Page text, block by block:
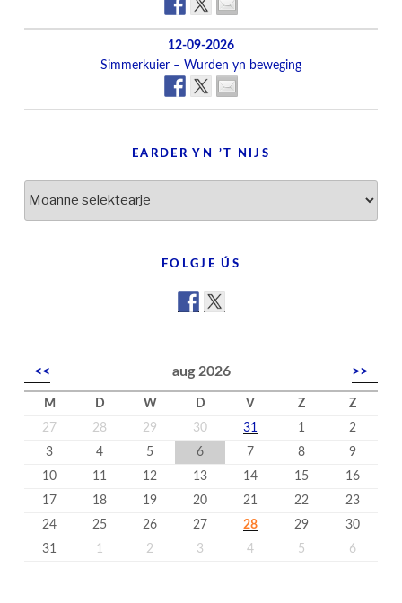
12-09-2026
Simmerkuier – Wurden yn beweging
EARDER YN ’T NIJS
yn
FOLGJE ÚS
<< aug 2026 >>
M D W D V Z
Z
27
28 29 30 31 1
2
3
4 5 6 7 8
9
10
11 12 13 14 15
16
17
18 19 20 21 22
23
24
25 26 27 28 29
30
31
1 2 3 4 5 6